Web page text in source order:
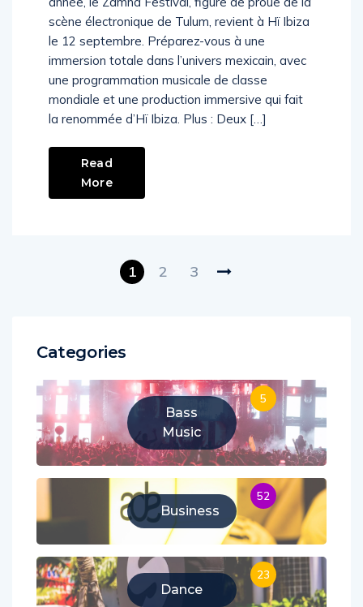
scène électronique de Tulum, revient à Hï Ibiza
le 12 septembre. Préparez-vous à une
immersion totale dans l’univers mexicain, avec
une programmation musicale de classe
mondiale et une production immersive qui fait
la renommée d’Hï Ibiza. Plus : Deux […]
Read
More
1 2 3
Categories
Bass
Music
5
Business
52
Dance
23